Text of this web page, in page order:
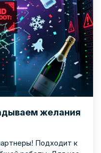
желания
Подходит к